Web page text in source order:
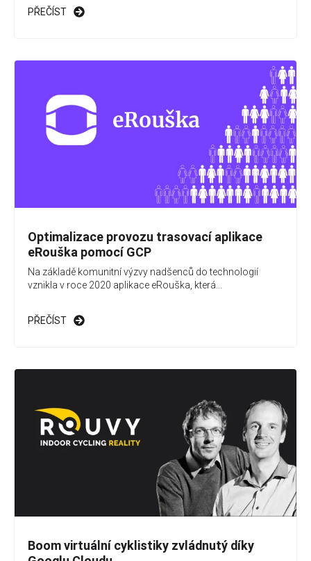
PŘEČÍST
Optimalizace provozu trasovací aplikace
eRouška pomocí GCP
Na základě komunitní výzvy nadšenců do technologií
vznikla v roce 2020 aplikace eRouška, která...
PŘEČÍST
Boom virtuální cyklistiky zvládnutý díky